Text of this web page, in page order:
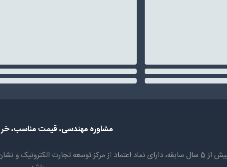
مشاوره مهندسی، قیمت مناسب،
با بیش از 5 سال سابقه، دارای نماد اعتماد از مرکز توسعه تجارت